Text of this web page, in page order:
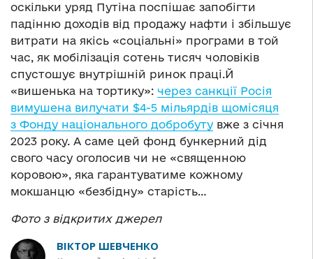
оскільки уряд Путіна поспішає запобігти
падінню доходів від продажу нафти і збільшує
витрати на якісь «соціальні» програми в той
час, як мобілізація сотень тисяч чоловіків
спустошує внутрішній ринок праці.Й
«вишенька на тортику»: через санкції Росія
вимушена вилучати $4-5 мільярдів щомісяця
з Фонду національного добробуту вже з січня
2023 року. А саме цей фонд бункерний дід
свого часу оголосив чи не «священною
коровою», яка гарантуватиме кожному
мокшанцю «безбідну» старість…
Фото з відкритих джерел
ВІКТОР ШЕВЧЕНКО